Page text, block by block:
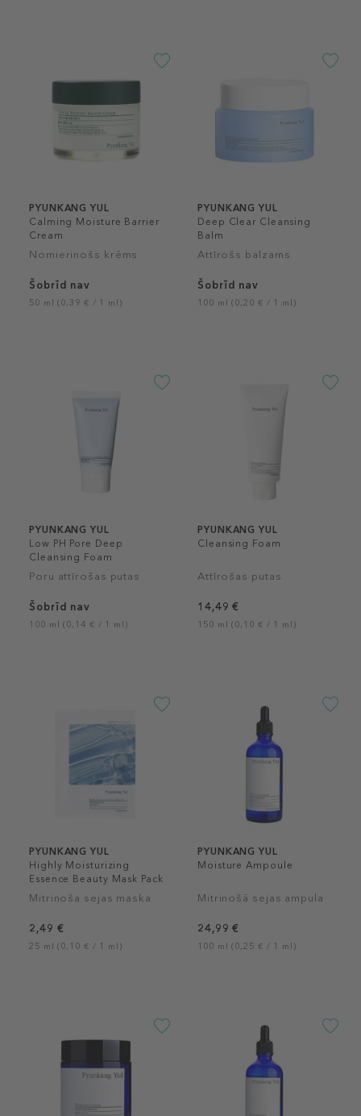
PYUNKANG YUL
Calming Moisture Barrier
Cream
Nomierinošs krēms
Šobrīd nav
50 ml (0,39 € / 1 ml)
PYUNKANG YUL
Deep Clear Cleansing
Balm
Attīrošs balzams
Šobrīd nav
100 ml (0,20 € / 1 ml)
PYUNKANG YUL
Low PH Pore Deep
Cleansing Foam
Poru attīrošas putas
Šobrīd nav
100 ml (0,14 € / 1 ml)
PYUNKANG YUL
Cleansing Foam
Attīrošas putas
14,49 €
150 ml (0,10 € / 1 ml)
PYUNKANG YUL
Highly Moisturizing
Essence Beauty Mask Pack
Mitrinoša sejas maska
2,49 €
25 ml (0,10 € / 1 ml)
PYUNKANG YUL
Moisture Ampoule
Mitrinošā sejas ampula
24,99 €
100 ml (0,25 € / 1 ml)